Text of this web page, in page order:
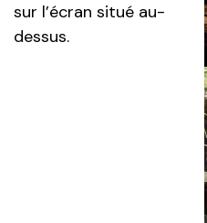
sur l’écran situé au-
dessus.